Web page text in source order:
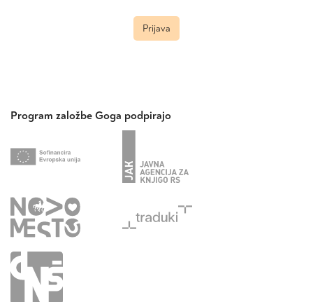
Prijava
Program založbe Goga podpirajo